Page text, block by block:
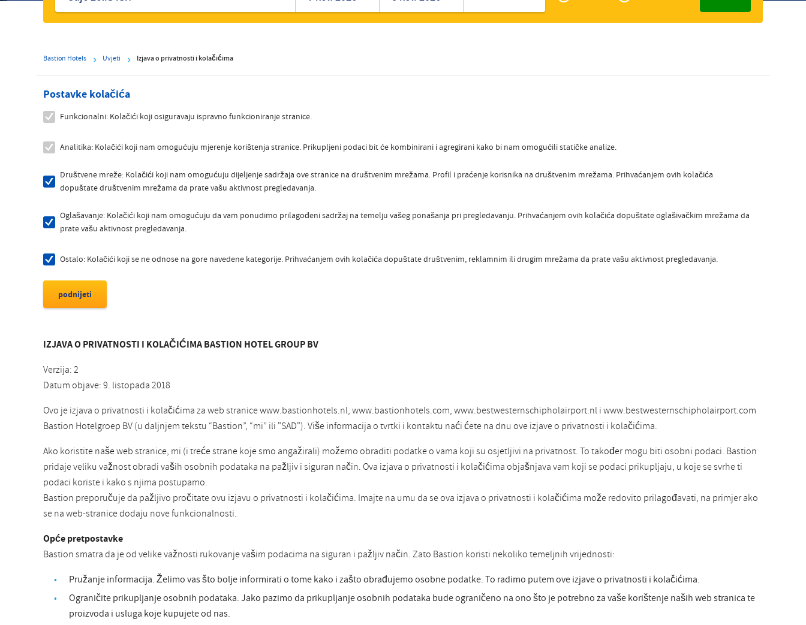
Romanian Turkish
Bastion Hotels Uvjeti Izjava o privatnosti i kolačićima
Postavke kolačića
Funkcionalni: Kolačići koji osiguravaju ispravno funkcioniranje stranice.
Analitika: Kolačići koji nam omogućuju mjerenje korištenja stranice. Prikupljeni podaci bit će kombinirani i agregirani kako bi nam omogućili statičke analize.
Društvene mreže: Kolačići koji nam omogućuju dijeljenje sadržaja ove stranice na društvenim mrežama. Profil i praćenje korisnika na društvenim mrežama. Prihvaćanjem ovih kolačića
dopuštate društvenim mrežama da prate vašu aktivnost pregledavanja.
Oglašavanje: Kolačići koji nam omogućuju da vam ponudimo prilagođeni sadržaj na temelju vašeg ponašanja pri pregledavanju. Prihvaćanjem ovih kolačića dopuštate oglašivačkim mrežama da
prate vašu aktivnost pregledavanja.
Ostalo: Kolačići koji se ne odnose na gore navedene kategorije. Prihvaćanjem ovih kolačića dopuštate društvenim, reklamnim ili drugim mrežama da prate vašu aktivnost pregledavanja.
IZJAVA O PRIVATNOSTI I KOLAČIĆIMA BASTION HOTEL GROUP BV
Verzija: 2
Datum objave: 9. listopada 2018
Ovo je izjava o privatnosti i kolačićima za web stranice www.bastionhotels.nl, www.bastionhotels.com, www.bestwesternschipholairport.nl i www.bestwesternschipholairport.com
Bastion Hotelgroep BV (u daljnjem tekstu “Bastion”, “mi” ili "SAD"). Više informacija o tvrtki i kontaktu naći ćete na dnu ove izjave o privatnosti i kolačićima.
Ako koristite naše web stranice, mi (i treće strane koje smo angažirali) možemo obraditi podatke o vama koji su osjetljivi na privatnost. To također mogu biti osobni podaci. Bastion
pridaje veliku važnost obradi vaših osobnih podataka na pažljiv i siguran način. Ova izjava o privatnosti i kolačićima objašnjava vam koji se podaci prikupljaju, u koje se svrhe ti
podaci koriste i kako s njima postupamo.
Bastion preporučuje da pažljivo pročitate ovu izjavu o privatnosti i kolačićima. Imajte na umu da se ova izjava o privatnosti i kolačićima može redovito prilagođavati, na primjer ako
se na web-stranice dodaju nove funkcionalnosti.
Opće pretpostavke
Bastion smatra da je od velike važnosti rukovanje vašim podacima na siguran i pažljiv način. Zato Bastion koristi nekoliko temeljnih vrijednosti:
Pružanje informacija. Želimo vas što bolje informirati o tome kako i zašto obrađujemo osobne podatke. To radimo putem ove izjave o privatnosti i kolačićima.
Ograničite prikupljanje osobnih podataka. Jako pazimo da prikupljanje osobnih podataka bude ograničeno na ono što je potrebno za vaše korištenje naših web stranica te
proizvoda i usluga koje kupujete od nas.